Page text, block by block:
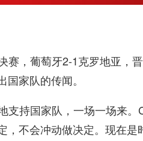
赛，葡萄牙2-1克罗地亚，
家队的传闻。
支持国家队，一场一场来
，不会冲动做决定。现在